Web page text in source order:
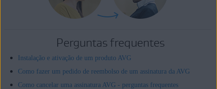
Perguntas frequentes
Instalação e ativação de um produto AVG
Como fazer um pedido de reembolso de um assinatura da AVG
Como cancelar uma assinatura AVG - perguntas frequentes